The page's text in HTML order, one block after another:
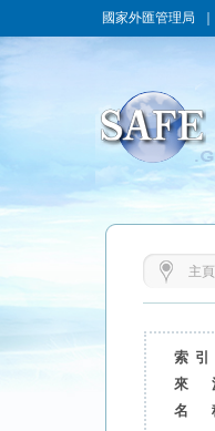
國家外匯管理局
主頁
索 引
來
名